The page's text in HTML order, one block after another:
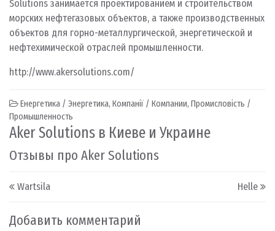
Solutions занимается проектированием и строительством
морских нефтегазовых объектов, а также производственных
объектов для горно-металлургической, энергетической и
нефтехимической отраслей промышленности.
http://www.akersolutions.com/
Енергетика / Энергетика, Компанії / Компании, Промисловість /
Промышленность
Aker Solutions в Киеве и Украине
Отзывы про Aker Solutions
Post navigation
Wartsila Helle
Добавить комментарий